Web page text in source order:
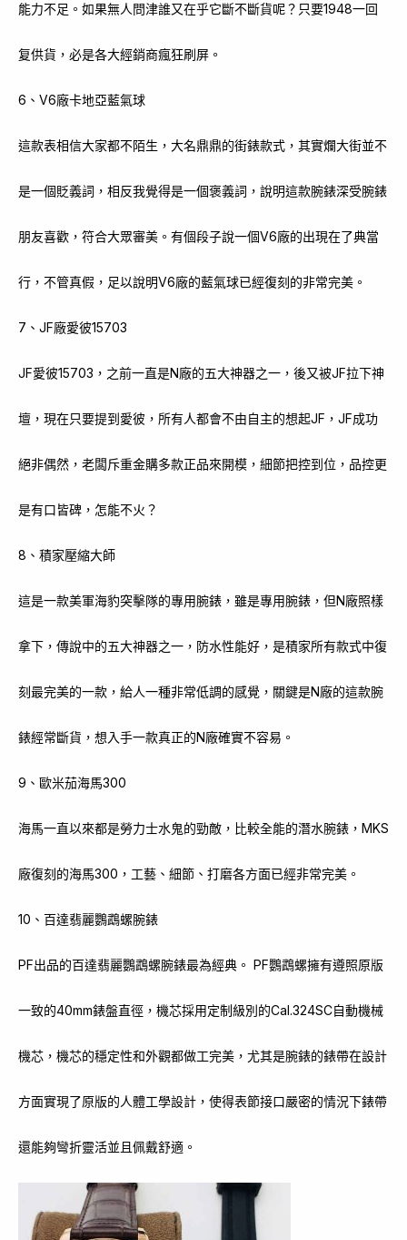
能力不足。如果無人問津誰又在乎它斷不斷貨呢？只要1948一回
复供貨，必是各大經銷商瘋狂刷屏。
6、V6廠卡地亞藍氣球
這款表相信大家都不陌生，大名鼎鼎的街錶款式，其實爛大街並不
是一個貶義詞，相反我覺得是一個褒義詞，說明這款腕錶深受腕錶
朋友喜歡，符合大眾審美。有個段子說一個V6廠的出現在了典當
行，不管真假，足以說明V6廠的藍氣球已經復刻的非常完美。
7、JF廠愛彼15703
JF愛彼15703，之前一直是N廠的五大神器之一，後又被JF拉下神
壇，現在只要提到愛彼，所有人都會不由自主的想起JF，JF成功
絕非偶然，老闆斥重金購多款正品來開模，細節把控到位，品控更
是有口皆碑，怎能不火？
8、積家壓縮大師
這是一款美軍海豹突擊隊的專用腕錶，雖是專用腕錶，但N廠照樣
拿下，傳說中的五大神器之一，防水性能好，是積家所有款式中復
刻最完美的一款，給人一種非常低調的感覺，關鍵是N廠的這款腕
錶經常斷貨，想入手一款真正的N廠確實不容易。
9、歐米茄海馬300
海馬一直以來都是勞力士水鬼的勁敵，比較全能的潛水腕錶，MKS
廠復刻的海馬300，工藝、細節、打磨各方面已經非常完美。
10、百達翡麗鸚鵡螺腕錶
PF出品的百達翡麗鸚鵡螺腕錶最為經典。 PF鸚鵡螺擁有遵照原版
一致的40mm錶盤直徑，機芯採用定制級別的Cal.324SC自動機械
機芯，機芯的穩定性和外觀都做工完美，尤其是腕錶的錶帶在設計
方面實現了原版的人體工學設計，使得表節接口嚴密的情況下錶帶
還能夠彎折靈活並且佩戴舒適。